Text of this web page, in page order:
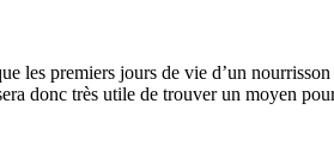
les premiers jours de vie d’un nourrisson
donc très utile de trouver un moyen